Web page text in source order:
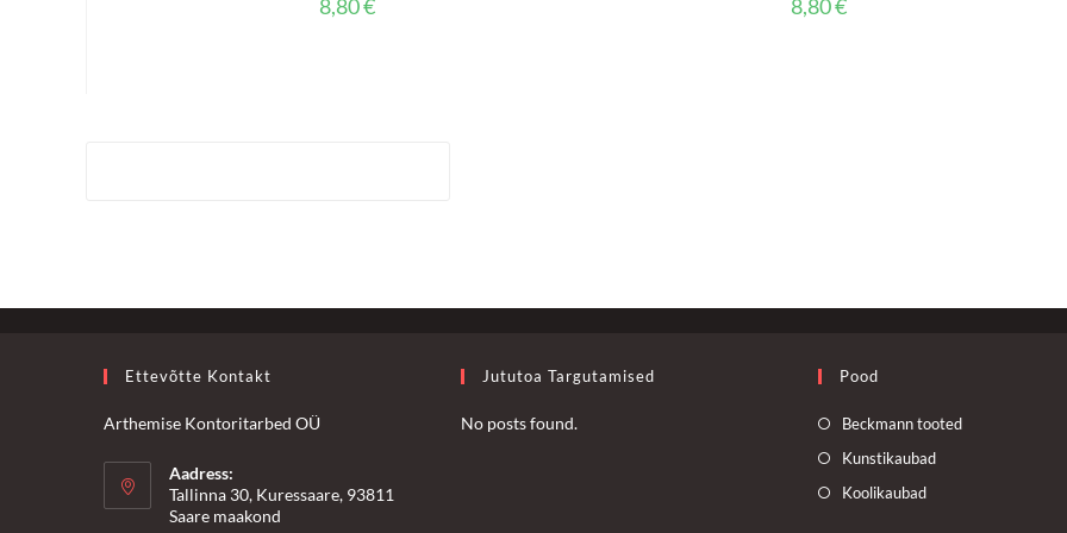
8,80€ 8,80€
Ettevõtte Kontakt
Arthemise Kontoritarbed OÜ
Aadress:
Tallinna 30, Kuressaare, 93811
Saare maakond
Jututoa Targutamised
No posts found.
Pood
Beckmann tootedOpens
KunstikaubadOpens
KoolikaubadOpens